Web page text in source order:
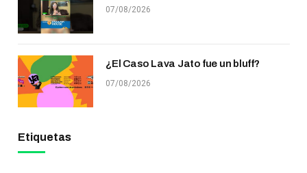
07/08/2026
¿El Caso Lava Jato fue un bluff?
07/08/2026
Etiquetas